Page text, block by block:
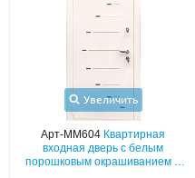
Увеличить
Арт-ММ604 Квартирная
входная дверь с белым
порошковым окрашиванием и